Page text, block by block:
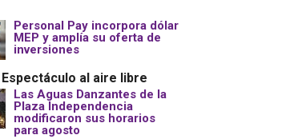
Personal Pay incorpora dólar
MEP y amplía su oferta de
inversiones
Espectáculo al aire libre
Las Aguas Danzantes de la
Plaza Independencia
modificaron sus horarios
para agosto